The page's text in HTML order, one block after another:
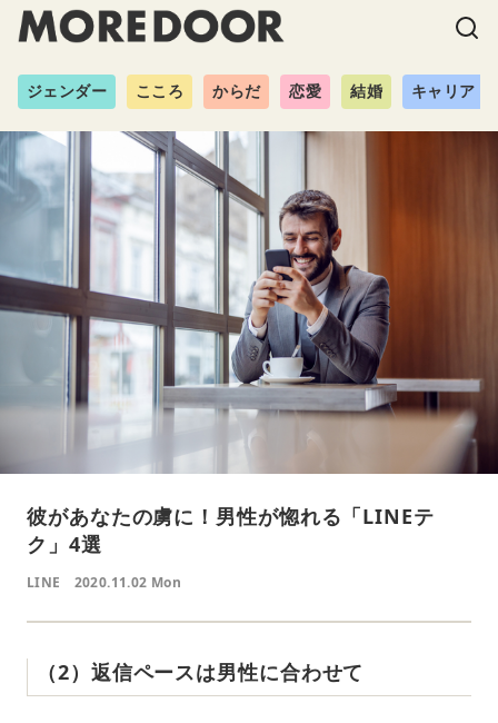
ジェンダー こころ からだ 恋愛 結婚 キャリア
彼があなたの虜に！男性が惚れる「LINEテ
ク」4選
LINE 2020.11.02 Mon
（2）返信ペースは男性に合わせて